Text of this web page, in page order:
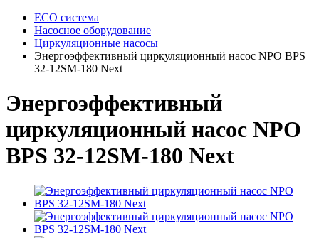
ECO система
Насосное оборудование
Циркуляционные насосы
Энергоэффективный циркуляционный насос NPO BPS
32-12SM-180 Next
Энергоэффективный
циркуляционный насос NPO
BPS 32-12SM-180 Next